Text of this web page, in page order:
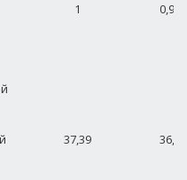
1 0,980
37,39 36,72